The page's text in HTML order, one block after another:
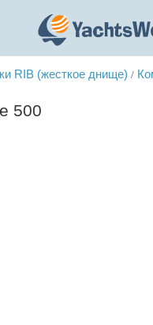
RIB (жесткое днище) /
500